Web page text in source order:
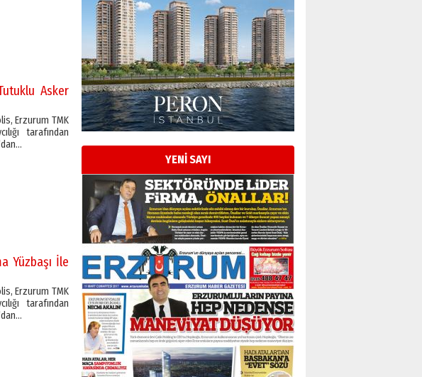
Asker
Erzurum TMK
tarafından
Yüzbaşı İle
Erzurum TMK
tarafından
YENİ SAYI
Esat BİNDESEN
Başkan Sekmen’den Erzurum’a
bir vizyon proje daha!
02 Ağustos 2026 Pazar
Kadir SABUNCUOĞLU